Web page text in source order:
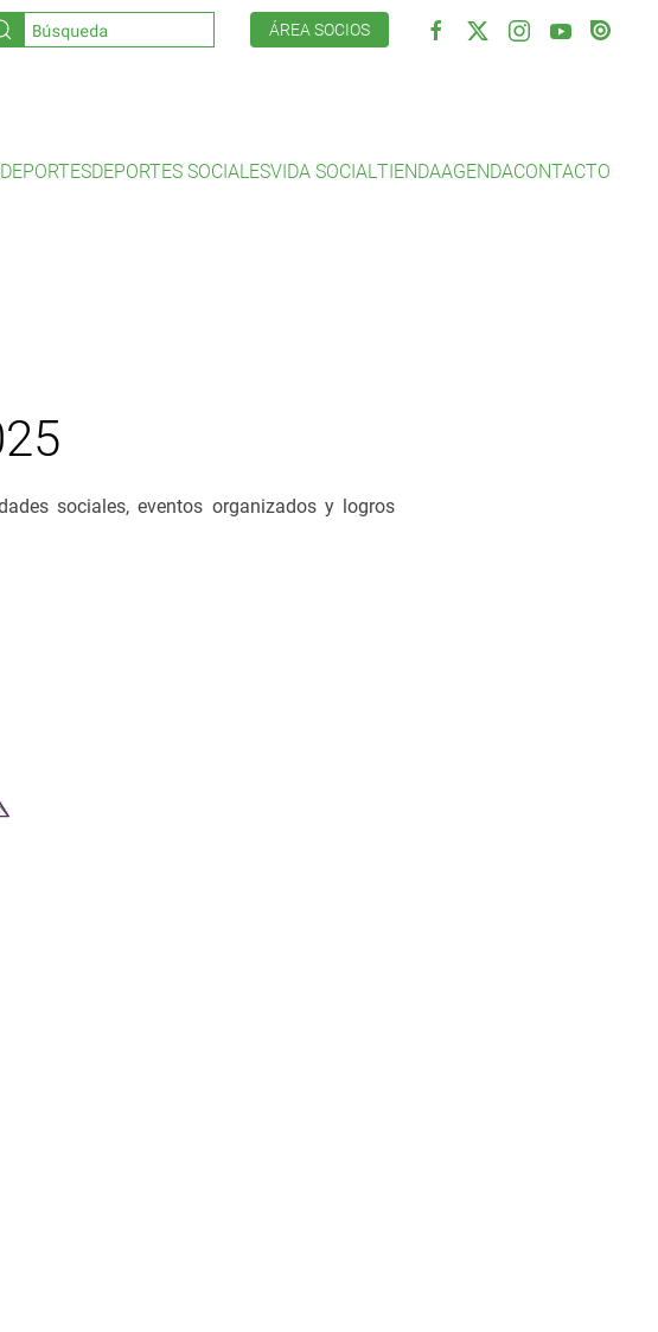
ÁREA SOCIOS
DEPORTESDEPORTES SOCIALESVIDA SOCIALTIENDAAGENDACONTACTO
sociales, eventos organizados y logros